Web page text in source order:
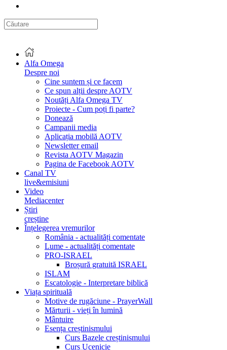
Alfa Omega
Despre noi
Cine suntem și ce facem
Ce spun alții despre AOTV
Noutăți Alfa Omega TV
Proiecte - Cum poți fi parte?
Donează
Campanii media
Aplicația mobilă AOTV
Newsletter email
Revista AOTV Magazin
Pagina de Facebook AOTV
Canal TV
live&emisiuni
Video
Mediacenter
Știri
creștine
Înțelegerea vremurilor
România - actualități comentate
Lume - actualități comentate
PRO-ISRAEL
Broșură gratuită ISRAEL
ISLAM
Escatologie - Interpretare biblică
Viața spirituală
Motive de rugăciune - PrayerWall
Mărturii - vieți în lumină
Mântuire
Esența creștinismului
Curs Bazele creștinismului
Curs Ucenicie